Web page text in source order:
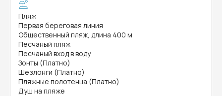
Пляж
Первая береговая линия
Общественный пляж, длина 400 м
Песчаный пляж
Песчаный вход в воду
Зонты (Платно)
Шезлонги (Платно)
Пляжные полотенца (Платно)
Душ на пляже